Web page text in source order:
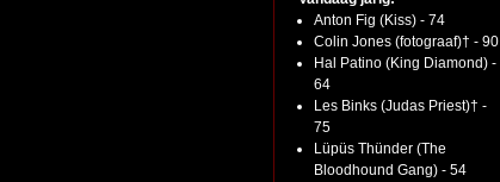
Anton Fig (Kiss) - 74
Colin Jones (fotograaf)† - 90
Hal Patino (King Diamond) -
64
Les Binks (Judas Priest)† -
75
Lüpüs Thünder (The
Bloodhound Gang) - 54